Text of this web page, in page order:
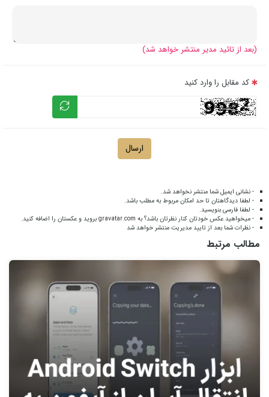
(بعد از تائید مدیر منتشر خواهد شد)
کد مقابل را وارد کنید
ارسال
- نشانی ایمیل شما منتشر نخواهد شد.
- لطفا دیدگاهتان تا حد امکان مربوط به مطلب باشد.
- لطفا فارسی بنویسید.
- میخواهید عکس خودتان کنار نظرتان باشد؟ به gravatar.com بروید و عکستان را اضافه کنید.
- نظرات شما بعد از تایید مدیریت منتشر خواهد شد
مطالب مرتبط